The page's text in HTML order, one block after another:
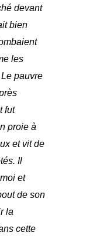
devant
bien
les
pauvre
fut
proie à
et vit de
Il
et
de son
la
cette